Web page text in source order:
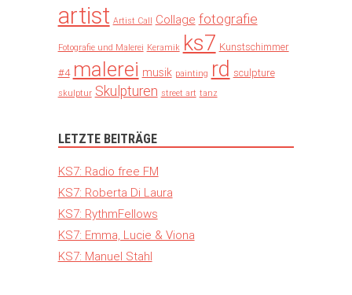
artist Artist Call Collage fotografie
Fotografie und Malerei Keramik ks7 Kunstschimmer
#4 malerei musik painting rd sculpture
skulptur Skulpturen street art tanz
LETZTE BEITRÄGE
KS7: Radio free FM
KS7: Roberta Di Laura
KS7: RythmFellows
KS7: Emma, Lucie & Viona
KS7: Manuel Stahl